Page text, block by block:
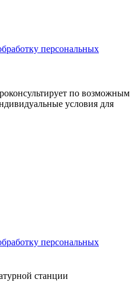
персональных
по возможным
условия для
персональных
станции